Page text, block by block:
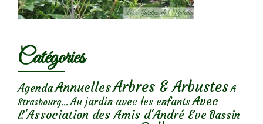
Catégories
AgendaAnnuellesArbres & Arbustes A
Strasbourg... Au jardin avec les enfantsAvec
L'Association des Amis d'André Eve Bassin